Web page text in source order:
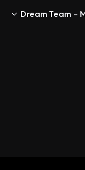
Dream Team –